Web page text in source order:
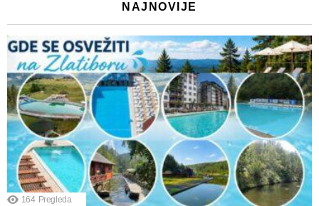
NAJNOVIJE
164 Pregleda